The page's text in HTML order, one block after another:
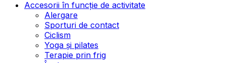
Accesorii în funcție de activitate
Alergare
Sporturi de contact
Ciclism
Yoga și pilates
Terapie prin frig